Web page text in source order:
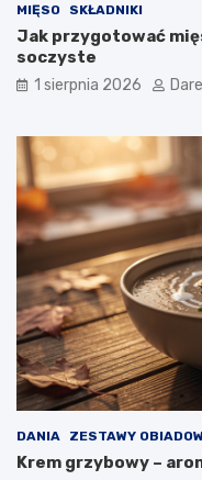
MIĘSO SKŁADNIKI
Jak przygotować
soczyste
1 sierpnia 2026
DANIA ZESTAWY
Krem grzybowy –